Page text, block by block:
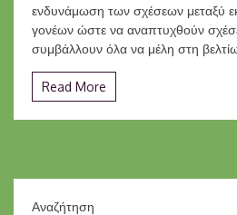
ενδυνάμωση των σχέσεων μεταξύ
γονέων ώστε να αναπτυχθούν
συμβάλλουν όλα να μέλη στη
Read More
Αναζήτηση